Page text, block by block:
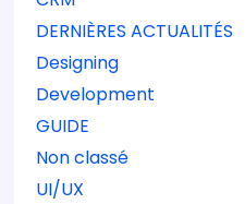
DERNIÈRES ACTUALITÉS
Designing
Development
GUIDE
Non classé
UI/UX